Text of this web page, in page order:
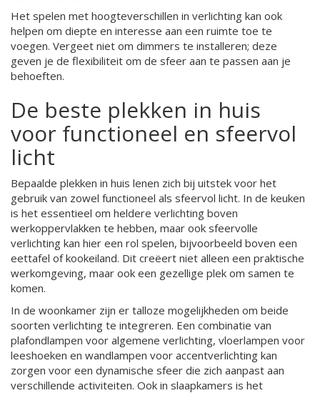
Het spelen met hoogteverschillen in verlichting kan ook
helpen om diepte en interesse aan een ruimte toe te
voegen. Vergeet niet om dimmers te installeren; deze
geven je de flexibiliteit om de sfeer aan te passen aan je
behoeften.
De beste plekken in huis
voor functioneel en sfeervol
licht
Bepaalde plekken in huis lenen zich bij uitstek voor het
gebruik van zowel functioneel als sfeervol licht. In de keuken
is het essentieel om heldere verlichting boven
werkoppervlakken te hebben, maar ook sfeervolle
verlichting kan hier een rol spelen, bijvoorbeeld boven een
eettafel of kookeiland. Dit creëert niet alleen een praktische
werkomgeving, maar ook een gezellige plek om samen te
komen.
In de woonkamer zijn er talloze mogelijkheden om beide
soorten verlichting te integreren. Een combinatie van
plafondlampen voor algemene verlichting, vloerlampen voor
leeshoeken en wandlampen voor accentverlichting kan
zorgen voor een dynamische sfeer die zich aanpast aan
verschillende activiteiten. Ook in slaapkamers is het